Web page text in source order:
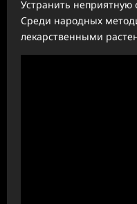
Устранить неприятную
Среди народных
лекарственными